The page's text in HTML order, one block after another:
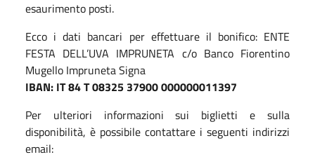
esaurimento posti.
Ecco i dati bancari per effettuare il bonifico: ENTE
FESTA DELL’UVA IMPRUNETA c/o Banco Fiorentino
Mugello Impruneta Signa
IBAN: IT 84 T 08325 37900 000000011397
Per ulteriori informazioni sui biglietti e sulla
disponibilità, è possibile contattare i seguenti indirizzi
email: